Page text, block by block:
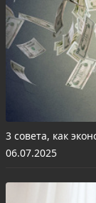
3 совета, как
06.07.2025